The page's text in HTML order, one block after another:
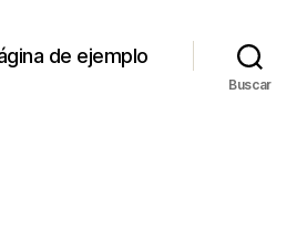
de ejemplo
Buscar